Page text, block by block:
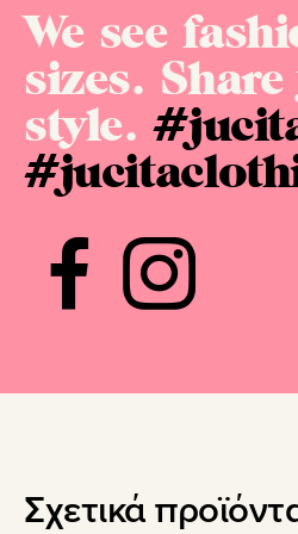
We see
sizes.
style.
Σχετικά